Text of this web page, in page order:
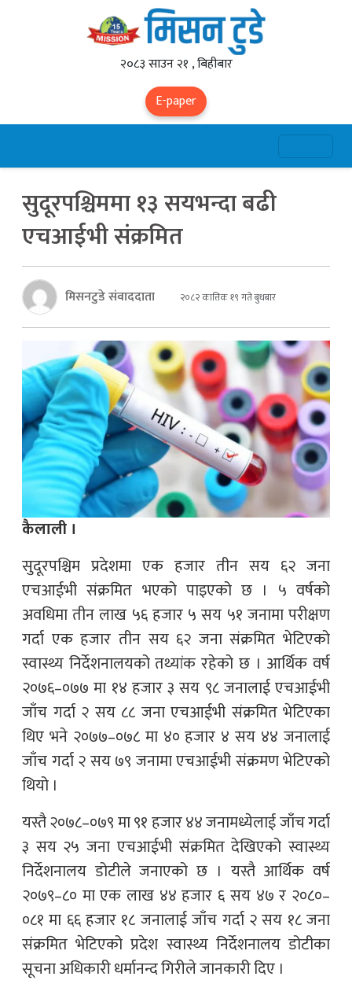
२०८३ साउन २१ , बिहीबार
E-paper
सुदूरपश्चिममा १३ सयभन्दा बढी
एचआईभी संक्रमित
मिसनटुडे संवाददाता २०८२ कात्तिक १९ गते बुधबार
कैलाली ।
सुदूरपश्चिम प्रदेशमा एक हजार तीन सय ६२ जना
एचआईभी संक्रमित भएको पाइएको छ । ५ वर्षको
अवधिमा तीन लाख ५६ हजार ५ सय ५१ जनामा परीक्षण
गर्दा एक हजार तीन सय ६२ जना संक्रमित भेटिएको
स्वास्थ्य निर्देशनालयको तथ्यांक रहेको छ । आर्थिक वर्ष
२०७६–०७७ मा १४ हजार ३ सय ९८ जनालाई एचआईभी
जाँच गर्दा २ सय ८८ जना एचआईभी संक्रमित भेटिएका
थिए भने २०७७–०७८ मा ४० हजार ४ सय ४४ जनालाई
जाँच गर्दा २ सय ७९ जनामा एचआईभी संक्रमण भेटिएको
थियो ।
यस्तै २०७८–०७९ मा ९१ हजार ४४ जनामध्येलाई जाँच गर्दा
३ सय २५ जना एचआईभी संक्रमित देखिएको स्वास्थ्य
निर्देशनालय डोटीले जनाएको छ । यस्तै आर्थिक वर्ष
२०७९–८० मा एक लाख ४४ हजार ६ सय ४७ र २०८०–
०८१ मा ६६ हजार १८ जनालाई जाँच गर्दा २ सय १८ जना
संक्रमित भेटिएको प्रदेश स्वास्थ्य निर्देशनालय डोटीका
सूचना अधिकारी धर्मानन्द गिरीले जानकारी दिए ।